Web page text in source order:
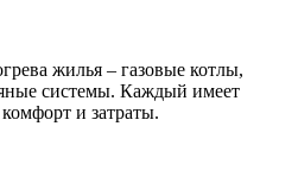
жилья – газовые котлы,
системы. Каждый имеет
и затраты.